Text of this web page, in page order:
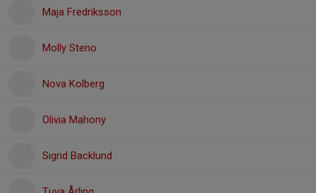
Maja Fredriksson
Molly Steno
Nova Kolberg
Olivia Mahony
Sigrid Backlund